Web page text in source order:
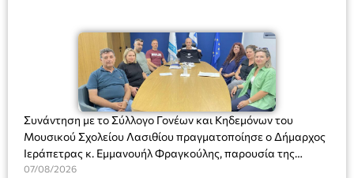
Συνάντηση με το Σύλλογο Γονέων και Κηδεμόνων του
Μουσικού Σχολείου Λασιθίου πραγματοποίησε ο Δήμαρχος
Ιεράπετρας κ. Εμμανουήλ Φραγκούλης, παρουσία της
Διευθύντριας του σχολείου κας Μαριάννας Χαΐτα.
07/08/2026